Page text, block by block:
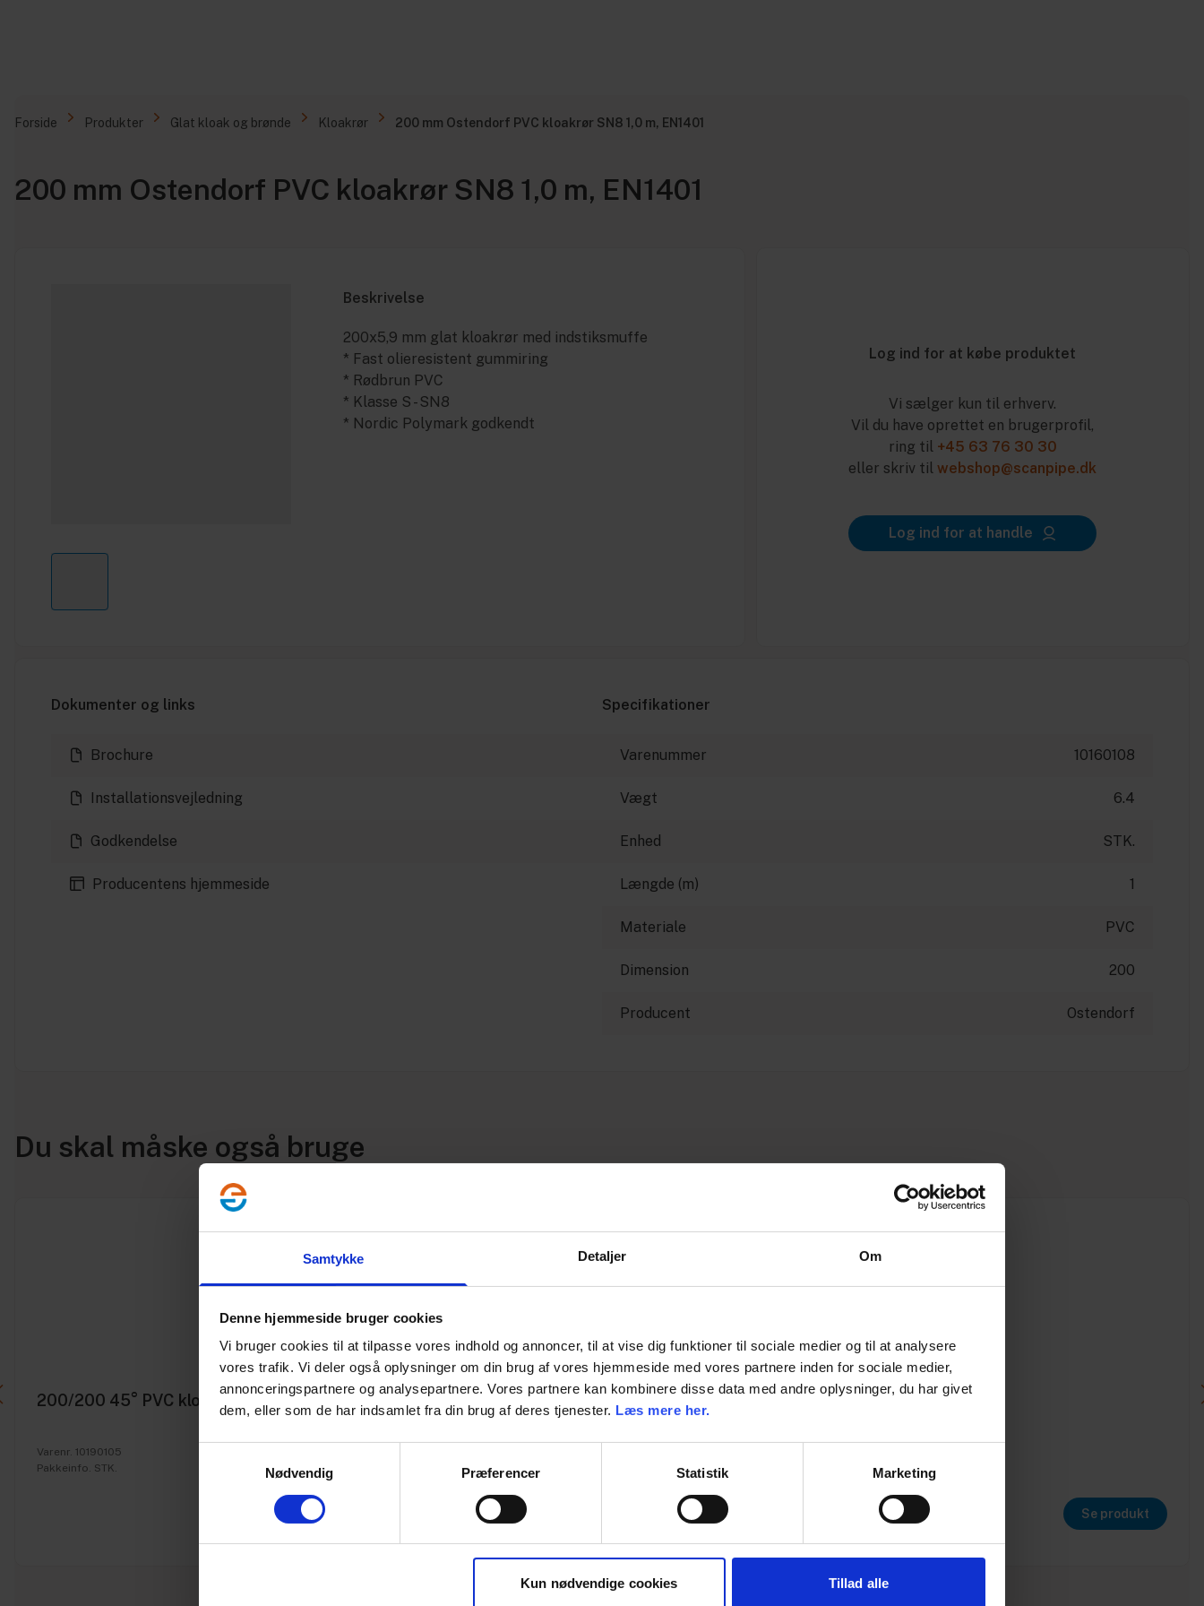
Samtykke Detaljer Om
Denne hjemmeside bruger cookies
Vi bruger cookies til at tilpasse vores indhold og annoncer, til at vise dig funktioner til sociale medier og til at analysere
vores trafik. Vi deler også oplysninger om din brug af vores hjemmeside med vores partnere inden for sociale medier,
annonceringspartnere og analysepartnere. Vores partnere kan kombinere disse data med andre oplysninger, du har givet
dem, eller som de har indsamlet fra din brug af deres tjenester. Læs mere her.
Nødvendig
Præferencer Statistik Marketing
Kun nødvendige cookies Tillad alle
Forside Produkter Glat kloak og brønde Kloakrør 200 mm Ostendorf PVC kloakrør SN8 1,0 m, EN1401
200 mm Ostendorf PVC kloakrør SN8 1,0 m, EN1401
Beskrivelse
200x5,9 mm glat kloakrør med indstiksmuffe
* Fast olieresistent gummiring
* Rødbrun PVC
* Klasse S - SN8
* Nordic Polymark godkendt
Log ind for at købe produktet
Vi sælger kun til erhverv.
Vil du have oprettet en brugerprofil,
ring til +45 63 76 30 30
eller skriv tilwebshop@scanpipe.dk
Log ind for at handle
Dokumenter og links
Brochure
Installationsvejledning
Godkendelse
Producentens hjemmeside
Specifikationer
Varenummer 10160108
Vægt 6.4
Enhed STK.
Længde (m) 1
Materiale PVC
Dimension 200
Producent Ostendorf
Du skal måske også bruge
200/200 45° PVC kloak grenrør
Varenr. 10190105
Pakkeinfo. STK.
Se produkt